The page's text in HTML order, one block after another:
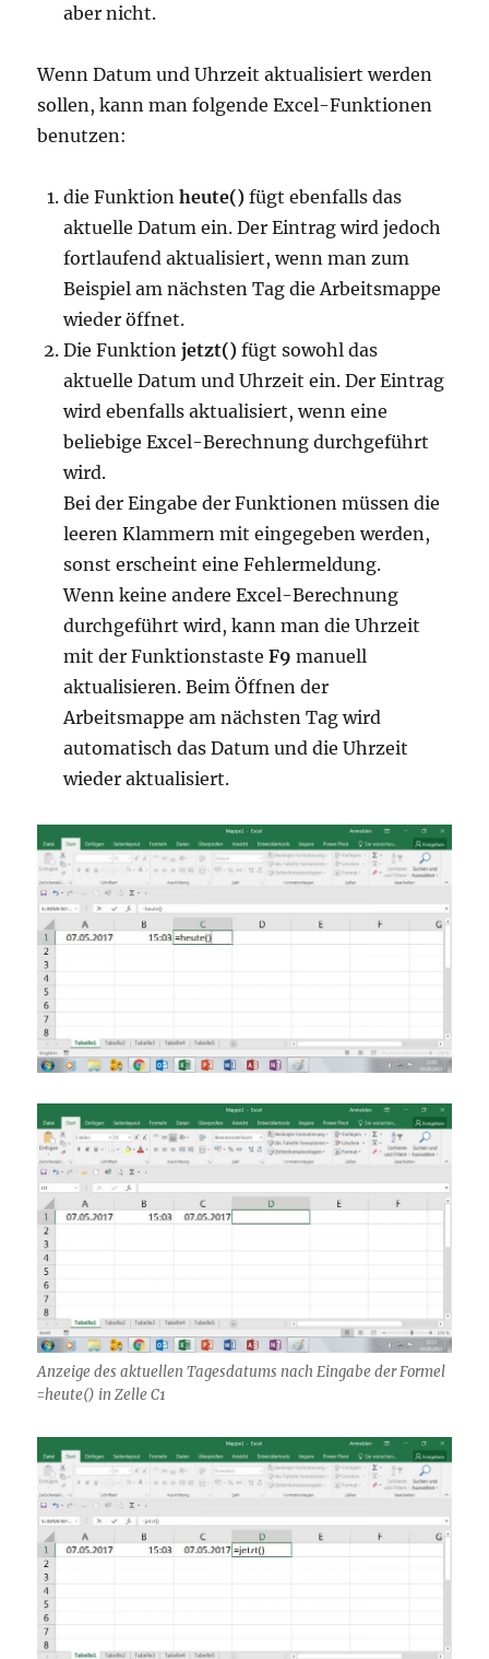
aber nicht.
Wenn Datum und Uhrzeit aktualisiert werden
sollen, kann man folgende Excel-Funktionen
benutzen:
die Funktionheute() fügt ebenfalls das
aktuelle Datum ein. Der Eintrag wird jedoch
fortlaufend aktualisiert, wenn man zum
Beispiel am nächsten Tag die Arbeitsmappe
wieder öffnet.
Die Funktionjetzt() fügt sowohl das
aktuelle Datum und Uhrzeit ein. Der Eintrag
wird ebenfalls aktualisiert, wenn eine
beliebige Excel-Berechnung durchgeführt
wird.
Bei der Eingabe der Funktionen müssen die
leeren Klammern mit eingegeben werden,
sonst erscheint eine Fehlermeldung.
Wenn keine andere Excel-Berechnung
durchgeführt wird, kann man die Uhrzeit
mit der FunktionstasteF9 manuell
aktualisieren. Beim Öffnen der
Arbeitsmappe am nächsten Tag wird
automatisch das Datum und die Uhrzeit
wieder aktualisiert.
Anzeige des aktuellen Tagesdatums nach Eingabe der Formel
=heute() in Zelle C1